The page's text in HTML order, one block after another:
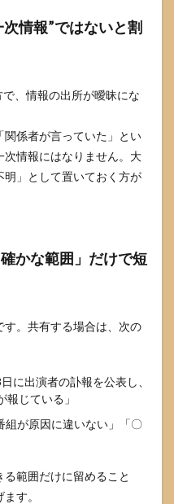
情報”ではないと割
、情報の出所が曖昧にな
関係者が言っていた」とい
次情報にはなりません。大
」として置いておく方が
かな範囲」だけで短
。共有する場合は、次の
に出演者の訃報を公表し、
じている」
が原因に違いない」「〇
範囲だけに留めること
す。